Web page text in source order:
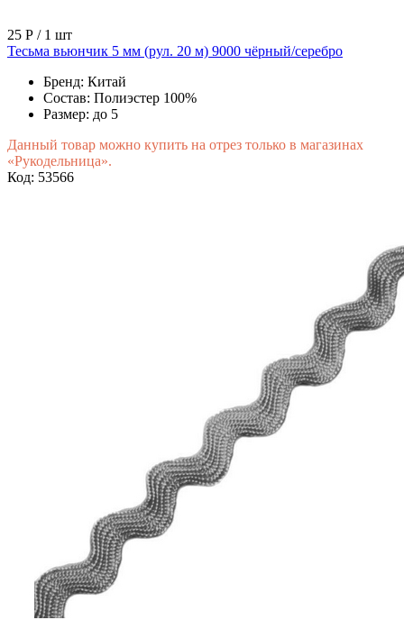
25 Р / 1 шт
Тесьма вьюнчик 5 мм (рул. 20 м) 9000 чёрный/серебро
Бренд: Китай
Состав: Полиэстер 100%
Размер: до 5
Данный товар можно купить на отрез только в магазинах
«Рукодельница».
Код: 53566